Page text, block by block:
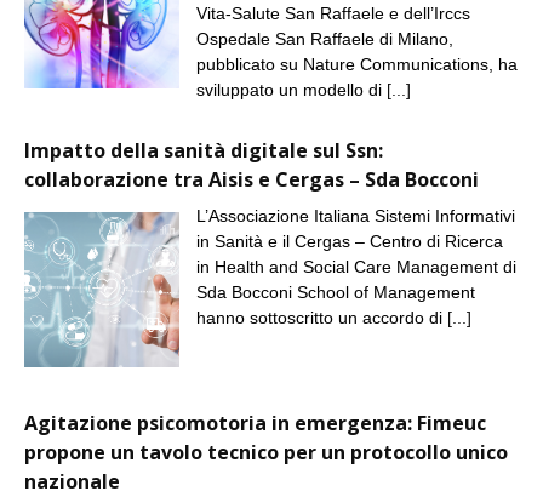
Vita-Salute San Raffaele e dell’Irccs
Ospedale San Raffaele di Milano,
pubblicato su Nature Communications, ha
sviluppato un modello di [...]
Impatto della sanità digitale sul Ssn:
collaborazione tra Aisis e Cergas – Sda Bocconi
L’Associazione Italiana Sistemi Informativi
in Sanità e il Cergas – Centro di Ricerca
in Health and Social Care Management di
Sda Bocconi School of Management
hanno sottoscritto un accordo di [...]
Agitazione psicomotoria in emergenza: Fimeuc
propone un tavolo tecnico per un protocollo unico
nazionale